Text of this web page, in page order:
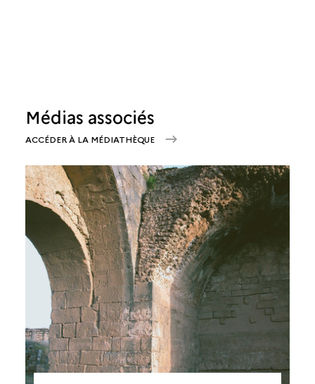
Médias associés
ACCÉDER À LA MÉDIATHÈQUE